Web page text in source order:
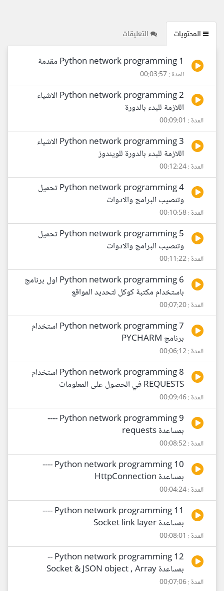
المحتويات التعليقات
1 Python network programming مقدمة
المدة : 00:03:57
2 Python network programming الاشياء
اللازمة للبدء بالدورة
المدة : 00:09:01
3 Python network programming الاشياء
اللازمة للبدء بالدورة للويندوز
المدة : 00:12:24
4 Python network programming تحميل
وتنصيب البرامج والادوات
المدة : 00:10:58
5 Python network programming تحميل
وتنصيب البرامج والادوات
المدة : 00:11:22
6 Python network programming اول برنامج
باستخدام مكتبة كوكل لتحديد المواقع
المدة : 00:07:20
7 Python network programming استخدام
برنامج PYCHARM
المدة : 00:06:12
8 Python network programming استخدام
REQUESTS في الحصول على المعلومات
المدة : 00:09:46
9 Python network programming ----
بمساعدة requests
المدة : 00:08:52
10 Python network programming ----
بمساعدة HttpConnection
المدة : 00:04:24
11 Python network programming ----
بمساعدة Socket link layer
المدة : 00:08:01
12 Python network programming --
بمساعدة Socket & JSON object , Array
المدة : 00:07:06